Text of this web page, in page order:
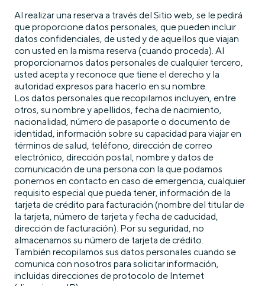
Al realizar una reserva a través del Sitio web, se le pedirá
que proporcione datos personales, que pueden incluir
datos confidenciales, de usted y de aquellos que viajan
con usted en la misma reserva (cuando proceda). Al
proporcionarnos datos personales de cualquier tercero,
usted acepta y reconoce que tiene el derecho y la
autoridad expresos para hacerlo en su nombre.
Los datos personales que recopilamos incluyen, entre
otros, su nombre y apellidos, fecha de nacimiento,
nacionalidad, número de pasaporte o documento de
identidad, información sobre su capacidad para viajar en
términos de salud, teléfono, dirección de correo
electrónico, dirección postal, nombre y datos de
comunicación de una persona con la que podamos
ponernos en contacto en caso de emergencia, cualquier
requisito especial que pueda tener, información de la
tarjeta de crédito para facturación (nombre del titular de
la tarjeta, número de tarjeta y fecha de caducidad,
dirección de facturación). Por su seguridad, no
almacenamos su número de tarjeta de crédito.
También recopilamos sus datos personales cuando se
comunica con nosotros para solicitar información,
incluidas direcciones de protocolo de Internet